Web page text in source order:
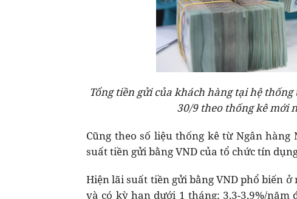
Tổng tiền gửi của khách hàng tại hệ
30/9 theo thống kê mới
Cũng theo số liệu thống kê từ Ngân
suất tiền gửi bằng VND của tổ chức tín
Hiện lãi suất tiền gửi bằng VND phổ biến
và có kỳ hạn dưới 1 tháng; 3,3-3,9%/